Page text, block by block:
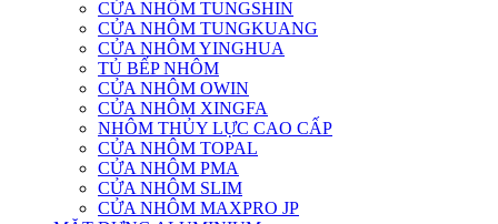
CỬA NHÔM TUNGSHIN
CỬA NHÔM TUNGKUANG
CỬA NHÔM YINGHUA
TỦ BẾP NHÔM
CỬA NHÔM OWIN
CỬA NHÔM XINGFA
NHÔM THỦY LỰC CAO CẤP
CỬA NHÔM TOPAL
CỬA NHÔM PMA
CỬA NHÔM SLIM
CỬA NHÔM MAXPRO JP